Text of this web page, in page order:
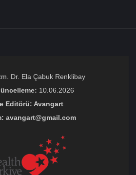
Dr. Ela Çabuk Renklibay
10.06.2026
Editörü: Avangart
avangart@gmail.com